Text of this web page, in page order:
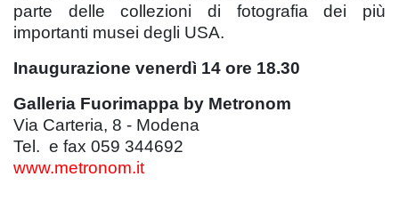
parte delle collezioni di fotografia dei più
importanti musei degli USA.
Inaugurazione venerdì 14 ore 18.30
Galleria Fuorimappa by Metronom
Via Carteria, 8 - Modena
Tel. e fax 059 344692
www.metronom.it